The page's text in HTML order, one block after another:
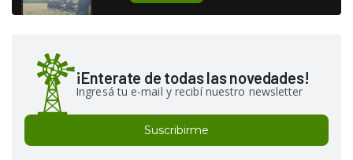
¡Enterate de todas las novedades!
Ingresá tu e-mail y recibí nuestro newsletter
Suscribirme